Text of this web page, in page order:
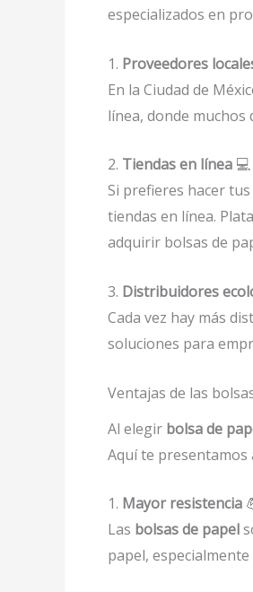
especializados en
1. Proveedores
En la Ciudad de
línea, donde
2. Tiendas en línea 💻
Si prefieres hacer
tiendas en línea.
adquirir bolsas de
3. Distribuidores
Cada vez hay más
soluciones para
Ventajas de las
Al elegir bolsa de
Aquí te
1. Mayor resistencia
Las bolsas de papel
papel,